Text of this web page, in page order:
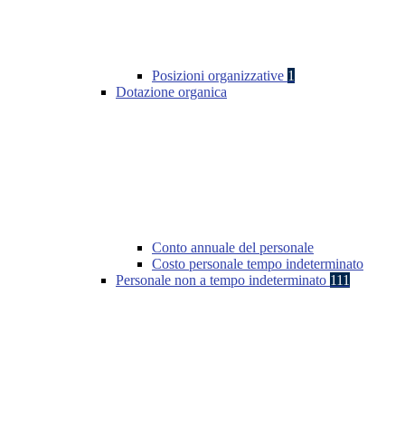
Posizioni organizzative 1
Dotazione organica
Conto annuale del personale
Costo personale tempo indeterminato
Personale non a tempo indeterminato 111